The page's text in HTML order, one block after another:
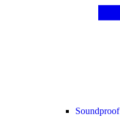
Soundproof